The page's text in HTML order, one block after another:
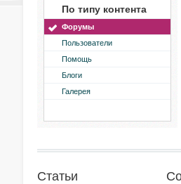
По типу контента
Форумы
Пользователи
Помощь
Блоги
Галерея
Статьи